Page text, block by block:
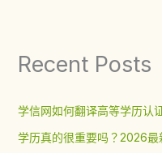
Recent Posts
学信网如何翻译高等学历认
学历真的很重要吗？2026